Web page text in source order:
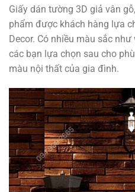
Giấy dán tường 3D giả vân
phẩm được khách hàng lựa
Decor. Có nhiều màu sắc
các bạn lựa chọn sau cho
màu nội thất của gia đình.